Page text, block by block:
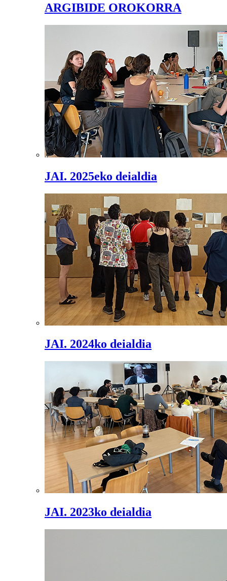
ARGIBIDE OROKORRA
JAI. 2025eko deialdia
JAI. 2024ko deialdia
JAI. 2023ko deialdia